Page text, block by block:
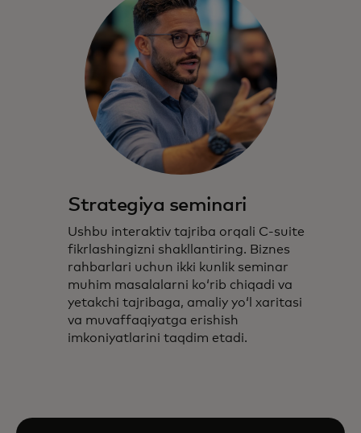
Strategiya seminari
Ushbu interaktiv tajriba orqali C-suite
fikrlashingizni shakllantiring. Biznes
rahbarlari uchun ikki kunlik seminar
muhim masalalarni koʻrib chiqadi va
yetakchi tajribaga, amaliy yoʻl xaritasi
va muvaffaqiyatga erishish
imkoniyatlarini taqdim etadi.